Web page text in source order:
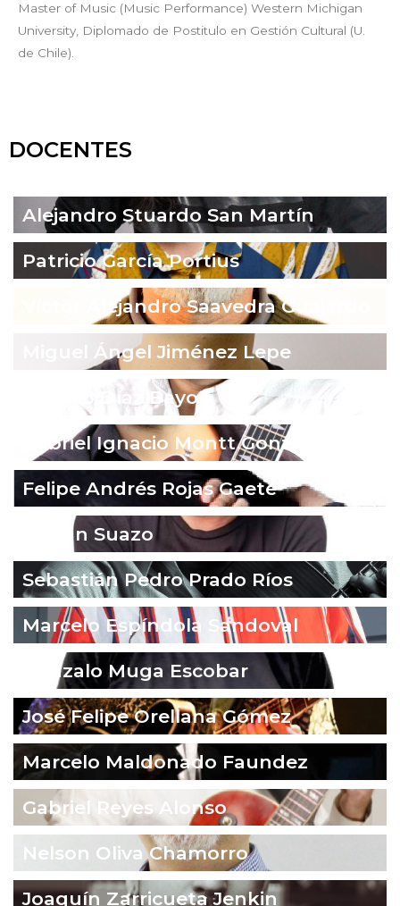
Master of Music (Music Performance) Western Michigan
University, Diplomado de Postitulo en Gestión Cultural (U.
de Chile).
DOCENTES
Alejandro Stuardo San Martín
Patricio García Portius
Víctor Alejandro Saavedra Guajardo
Miguel Ángel Jiménez Lepe
Ignacio Díaz Bayo
Gabriel Ignacio Montt González
Felipe Andrés Rojas Gaete
Fabián Suazo
Sebastián Pedro Prado Ríos
Marcelo Espíndola Sandoval
Gonzalo Muga Escobar
José Felipe Orellana Gómez
Marcelo Maldonado Faundez
Gabriel Reyes Alonso
Nelson Oliva Chamorro
Joaquín Zarricueta Jenkin